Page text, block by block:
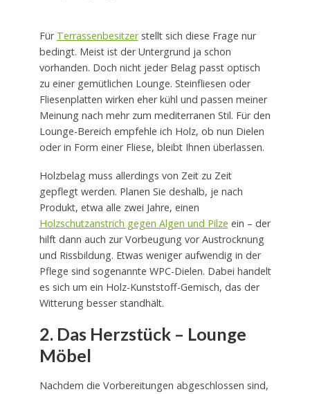
Für Terrassenbesitzerstellt sich diese Frage nur
bedingt. Meist ist der Untergrund ja schon
vorhanden. Doch nicht jeder Belag passt optisch
zu einer gemütlichen Lounge. Steinfliesen oder
Fliesenplatten wirken eher kühl und passen meiner
Meinung nach mehr zum mediterranen Stil. Für den
Lounge-Bereich empfehle ich Holz, ob nun Dielen
oder in Form einer Fliese, bleibt Ihnen überlassen.
Holzbelag muss allerdings von Zeit zu Zeit
gepflegt werden. Planen Sie deshalb, je nach
Produkt, etwa alle zwei Jahre, einen
Holzschutzanstrich gegen Algen und Pilze ein – der
hilft dann auch zur Vorbeugung vor Austrocknung
und Rissbildung. Etwas weniger aufwendig in der
Pflege sind sogenannte WPC-Dielen. Dabei handelt
es sich um ein Holz-Kunststoff-Gemisch, das der
Witterung besser standhält.
2. Das Herzstück – Lounge
Möbel
Nachdem die Vorbereitungen abgeschlossen sind,